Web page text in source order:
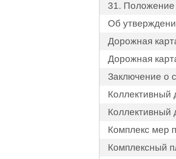
31.
Об
Дорожная
Дорожная
Заключение о
Коллективный
Коллективный
Комплекс мер
Комплексный